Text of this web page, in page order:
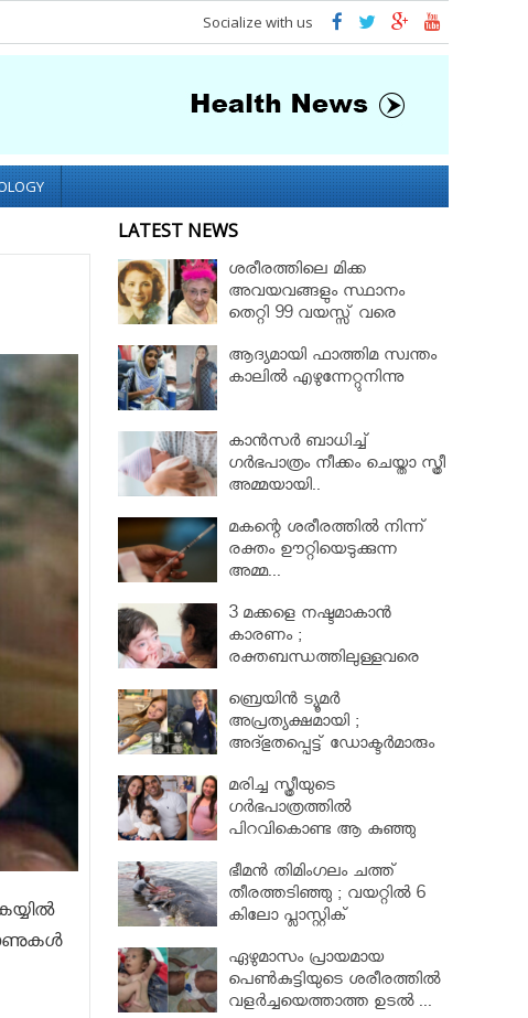
Socialize with us
LATEST NEWS
ശരീരത്തിലെ മിക്ക
അവയവങ്ങളും സ്ഥാനം
തെറ്റി 99 വയസ്സ് വരെ
ആദ്യമായി ഫാത്തിമ സ്വന്തം
കാലില്‍ എഴുന്നേറ്റുനിന്നു
കാൻസർ ബാധിച്ച്
ഗർഭപാത്രം നീക്കം ചെയ്താ സ്ത്രീ
അമ്മയായി..
മകന്റെ ശരീരത്തില്‍ നിന്ന്
രക്തം ഊറ്റിയെടുക്കുന്ന
അമ്മ...
3 മക്കളെ നഷ്ടമാകാൻ
കാരണം ;
രക്തബന്ധത്തിലുള്ളവരെ
ബ്രെയിൻ ട്യൂമർ
അപ്രത്യക്ഷമായി ;
അദ്ഭുതപ്പെട്ട് ഡോക്ടർമാരും
മരിച്ച സ്ത്രീയുടെ
ഗര്‍ഭപാത്രത്തില്‍
പിറവികൊണ്ട ആ കുഞ്ഞു
ഭീമന്‍ തിമിംഗലം ചത്ത്
തീരത്തടിഞ്ഞു ; വയറ്റില്‍ 6
കിലോ പ്ലാസ്റ്റിക്
ഏഴുമാസം പ്രായമായ
പെണ്‍കുട്ടിയുടെ ശരീരത്തില്‍
വളര്‍ച്ചയെത്താത്ത ഉടല്‍ ...